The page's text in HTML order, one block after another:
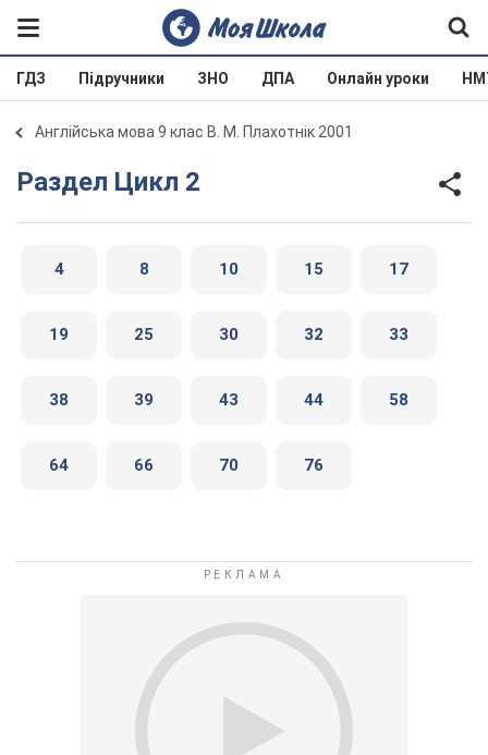
ГДЗ Підручники ЗНО ДПА Онлайн уроки
Англійська мова 9 клас В. М. Плахотнік 2001
Раздел Цикл 2
4 8 10 15 17
19 25 30 32 33
38 39 43 44 58
64 66 70 76